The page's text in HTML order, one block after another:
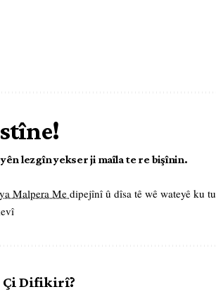
lezgîn yekser ji maîla te re bişînin.
Malpera Me dipejînî û dîsa tê wê wateyê ku tu
Çi Difikirî?